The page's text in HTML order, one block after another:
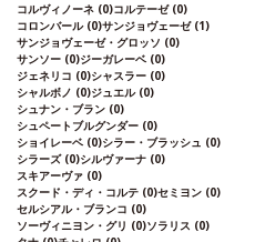
コルヴィノーネ (0)コルテーゼ (0)
コロンバール (0)サンジョヴェーゼ (1)
サンジョヴェーゼ・グロッソ (0)
サンソー (0)ジーガレーベ (0)
ジェネリコ (0)シャスラー (0)
シャルボノ (0)ジュエル (0)
シュナン・ブラン (0)
シュペートブルグンダー (0)
ショイレーベ (0)シラー・ブラッシュ (0)
シラーズ (0)シルヴァーナ (0)
スキアーヴァ (0)
スクード・ディ・コルテ (0)セミヨン (0)
セルシアル・ブランコ (0)
ソーヴィニヨン・グリ (0)ソラリス (0)